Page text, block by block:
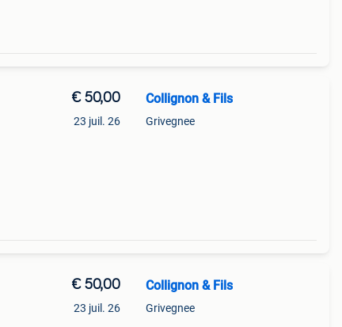
€ 50,00
23 juil. 26
Collignon & Fils
Grivegnee
€ 50,00
23 juil. 26
Collignon & Fils
Grivegnee